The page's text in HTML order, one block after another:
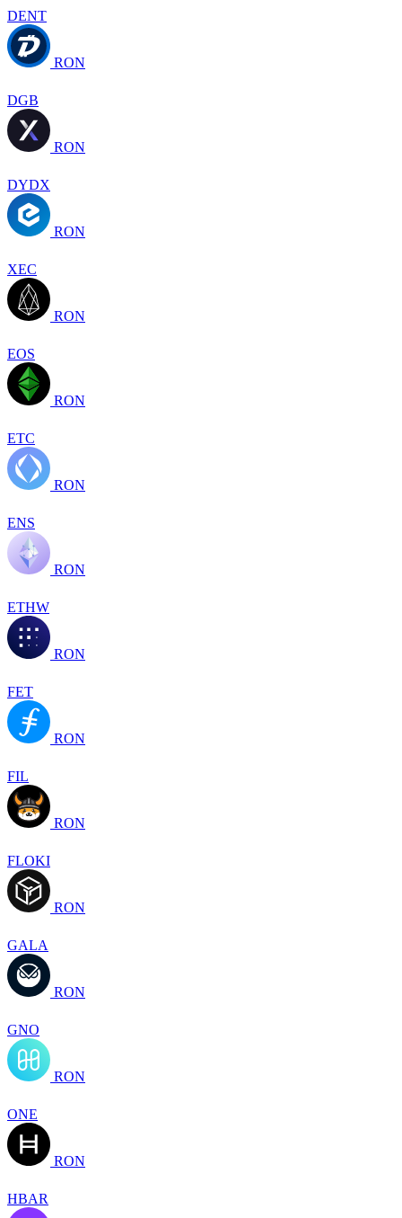
DENT
RON
DGB
RON
DYDX
RON
XEC
RON
EOS
RON
ETC
RON
ENS
RON
ETHW
RON
FET
RON
FIL
RON
FLOKI
RON
GALA
RON
GNO
RON
ONE
RON
HBAR